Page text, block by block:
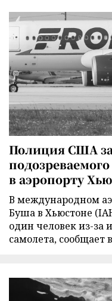
Полиция США
в аэропорту
В международном
Буша в Хьюстоне
один человек из-за
самолета, сообщает